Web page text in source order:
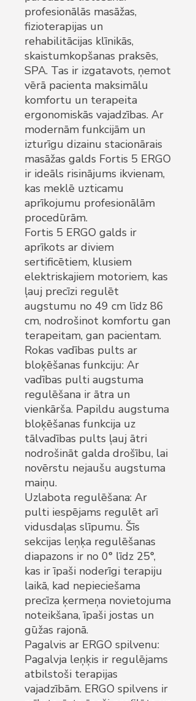
profesionālās masāžas,
fizioterapijas un
rehabilitācijas klīnikās,
skaistumkopšanas praksēs,
SPA. Tas ir izgatavots, ņemot
vērā pacienta maksimālu
komfortu un terapeita
ergonomiskās vajadzības. Ar
modernām funkcijām un
izturīgu dizainu stacionārais
masāžas galds Fortis 5 ERGO
ir ideāls risinājums ikvienam,
kas meklē uzticamu
aprīkojumu profesionālām
procedūrām.
Fortis 5 ERGO galds ir
aprīkots ar diviem
sertificētiem, klusiem
elektriskajiem motoriem, kas
ļauj precīzi regulēt
augstumu no 49 cm līdz 86
cm, nodrošinot komfortu gan
terapeitam, gan pacientam.
Rokas vadības pults ar
bloķēšanas funkciju: Ar
vadības pulti augstuma
regulēšana ir ātra un
vienkārša. Papildu augstuma
bloķēšanas funkcija uz
tālvadības pults ļauj ātri
nodrošināt galda drošību, lai
novērstu nejaušu augstuma
maiņu.
Uzlabota regulēšana: Ar
pulti iespējams regulēt arī
vidusdaļas slīpumu. Šīs
sekcijas leņķa regulēšanas
diapazons ir no 0° līdz 25°,
kas ir īpaši noderīgi terapiju
laikā, kad nepieciešama
precīza ķermeņa novietojuma
noteikšana, īpaši jostas un
gūžas rajonā.
Pagalvis ar ERGO spilvenu:
Pagalvja leņķis ir regulējams
atbilstoši terapijas
vajadzībām. ERGO spilvens ir